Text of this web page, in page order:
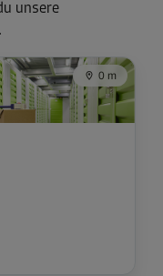
unsere
0 m